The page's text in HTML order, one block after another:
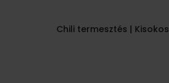
Chili termesztés | Kisokos